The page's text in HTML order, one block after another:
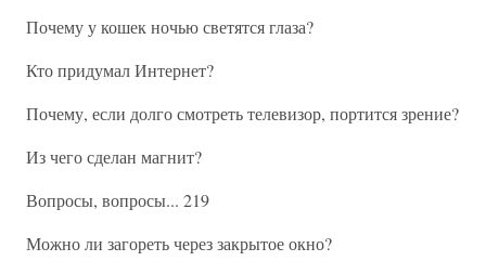
Почему у кошек ночью светятся глаза?
Кто придумал Интернет?
Почему, если долго смотреть телевизор, портится зрение?
Из чего сделан магнит?
Вопросы, вопросы... 219
Можно ли загореть через закрытое окно?